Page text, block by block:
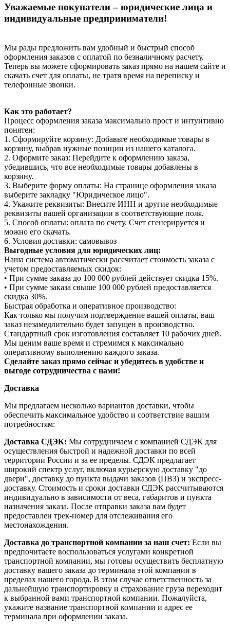
Уважаемые покупатели – юридические лица и
индивидуальные предприниматели!
Мы рады предложить вам удобный и быстрый способ
оформления заказов с оплатой по безналичному расчету.
Теперь вы можете сформировать заказ прямо на нашем сайте и
скачать счет для оплаты, не тратя время на переписку и
телефонные звонки.
Как это работает?
Процесс оформления заказа максимально прост и интуитивно
понятен:
1. Сформируйте корзину: Добавьте необходимые товары в
корзину, выбрав нужные позиции из нашего каталога.
2. Оформите заказ: Перейдите к оформлению заказа,
убедившись, что все необходимые товары добавлены в
корзину.
3. Выберите форму оплаты: На странице оформления заказа
выберите закладку "Юридическое лицо".
4. Укажите реквизиты: Внесите ИНН и другие необходимые
реквизиты вашей организации в соответствующие поля.
5. Способ оплаты: оплата по счету. Счет сгенерируется и
можно его скачать.
6. Условия доставки: самовывоз
Выгодные условия для юридических лиц:
Наша система автоматически рассчитает стоимость заказа с
учетом предоставляемых скидок:
• При сумме заказа до 100 000 рублей действует скидка 15%.
• При сумме заказа свыше 100 000 рублей предоставляется
скидка 30%.
Быстрая обработка и оперативное производство:
Как только мы получим подтверждение вашей оплаты, ваш
заказ незамедлительно будет запущен в производство.
Стандартный срок изготовления составляет 10 рабочих дней.
Мы ценим ваше время и стремимся к максимально
оперативному выполнению каждого заказа.
Сделайте заказ прямо сейчас и убедитесь в удобстве и
выгоде сотрудничества с нами!
Доставка
Мы предлагаем несколько вариантов доставки, чтобы
обеспечить максимальное удобство и соответствие вашим
потребностям:
Доставка СДЭК: Мы сотрудничаем с компанией СДЭК для
осуществления быстрой и надежной доставки по всей
территории России и за ее пределы. СДЭК предлагает
широкий спектр услуг, включая курьерскую доставку "до
двери", доставку до пункта выдачи заказов (ПВЗ) и экспресс-
доставку. Стоимость и сроки доставки СДЭК рассчитываются
индивидуально в зависимости от веса, габаритов и пункта
назначения заказа. После отправки заказа вам будет
предоставлен трек-номер для отслеживания его
местонахождения.
Доставка до транспортной компании за наш счет: Если вы
предпочитаете воспользоваться услугами конкретной
транспортной компании, мы готовы осуществить бесплатную
доставку вашего заказа до терминала этой компании в
пределах нашего города. В этом случае ответственность за
дальнейшую транспортировку и страхование груза переходит
к выбранной вами транспортной компании. Пожалуйста,
укажите название транспортной компании и адрес ее
терминала при оформлении заказа.